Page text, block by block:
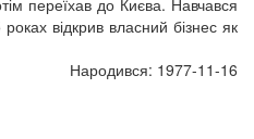
переїхав до Києва. Навчався
відкрив власний бізнес як
Народився: 1977-11-16